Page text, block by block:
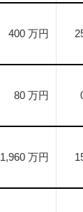
400 万円
80 万円
1,960 万円